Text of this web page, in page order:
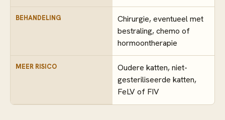
BEHANDELING
Chirurgie, eventueel met
bestraling, chemo of
hormoontherapie
MEER RISICO
Oudere katten, niet-
gesteriliseerde katten,
FeLV of FIV